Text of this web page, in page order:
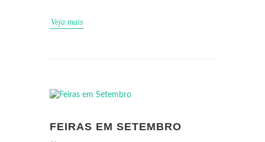
Veja mais
FEIRAS EM SETEMBRO